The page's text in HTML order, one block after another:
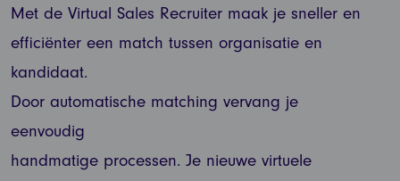
Met de Virtual Sales Recruiter maak je sneller en
efficiënter een match tussen organisatie en
kandidaat.
Door automatische matching vervang je
eenvoudig
handmatige processen. Je nieuwe virtuele